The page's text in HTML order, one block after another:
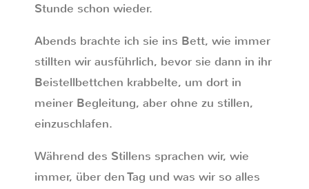
Stunde schon wieder.
Abends brachte ich sie ins Bett, wie immer
stillten wir ausführlich, bevor sie dann in ihr
Beistellbettchen krabbelte, um dort in
meiner Begleitung, aber ohne zu stillen,
einzuschlafen.
Während des Stillens sprachen wir, wie
immer, über den Tag und was wir so alles